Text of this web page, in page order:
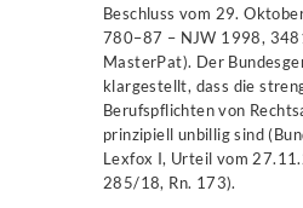
Beschluss vom 29.
780–87 – NJW 1998,
MasterPat). Der
klargestellt, dass die
Berufspflichten von
prinzipiell unbillig sind
Lexfox I, Urteil vom
285/18, Rn. 173).